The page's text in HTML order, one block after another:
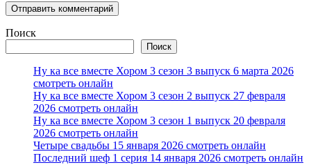
Поиск
Поиск
Ну ка все вместе Хором 3 сезон 3 выпуск 6 марта 2026
смотреть онлайн
Ну ка все вместе Хором 3 сезон 2 выпуск 27 февраля
2026 смотреть онлайн
Ну ка все вместе Хором 3 сезон 1 выпуск 20 февраля
2026 смотреть онлайн
Четыре свадьбы 15 января 2026 смотреть онлайн
Последний шеф 1 серия 14 января 2026 смотреть онлайн